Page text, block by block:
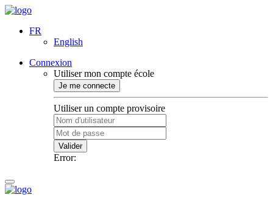
FR
English
Connexion
Utiliser mon compte école
Je me connecte
Utiliser un compte provisoire
Valider
Error: